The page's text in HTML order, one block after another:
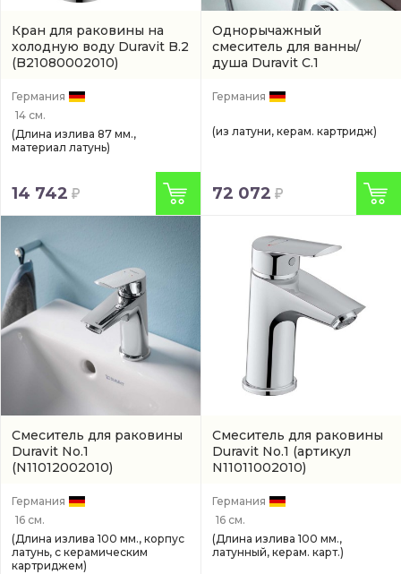
Кран для раковины на
холодную воду Duravit B.2
(B21080002010)
Германия
14 см.
(Длина излива 87 мм.,
материал латунь)
14 742
Однорычажный
смеситель для ванны/
душа Duravit C.1
Германия
(из латуни, керам. картридж)
72 072
Смеситель для раковины
Duravit No.1
(N11012002010)
Германия
16 см.
(Длина излива 100 мм., корпус
латунь, с керамическим
картриджем)
Смеситель для раковины
Duravit No.1 (артикул
N11011002010)
Германия
16 см.
(Длина излива 100 мм.,
латунный, керам. карт.)